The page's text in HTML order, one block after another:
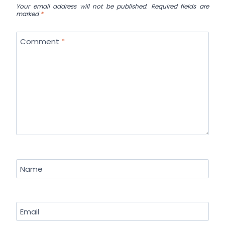
Your email address will not be published. Required fields are
marked*
Comment *
Name
Email